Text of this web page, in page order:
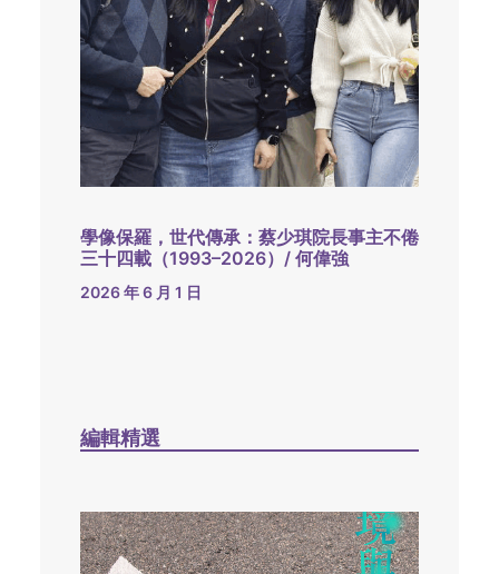
學像保羅，世代傳承：蔡少琪院長事主不倦
三十四載（1993–2026）/ 何偉強
2026 年 6 月 1 日
編輯精選